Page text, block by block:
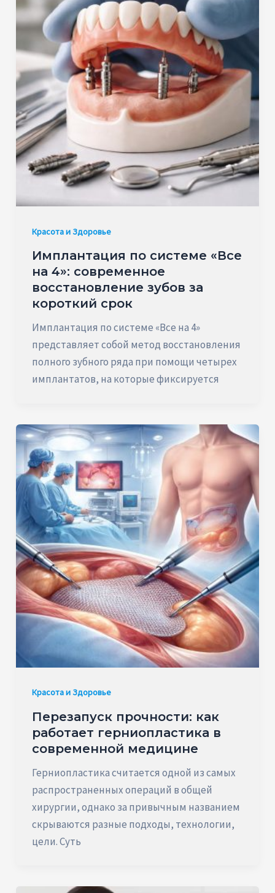
Красота и Здоровье
Имплантация по системе «Все
на 4»: современное
восстановление зубов за
короткий срок
Имплантация по системе «Все на 4»
представляет собой метод восстановления
полного зубного ряда при помощи четырех
имплантатов, на которые фиксируется
Красота и Здоровье
Перезапуск прочности: как
работает герниопластика в
современной медицине
Герниопластика считается одной из самых
распространенных операций в общей
хирургии, однако за привычным названием
скрываются разные подходы, технологии,
цели. Суть